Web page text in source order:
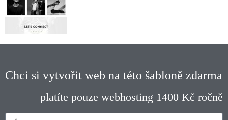
Chci si vytvořit web na této šabloně zdarma
platíte pouze webhosting 1400 Kč ročně